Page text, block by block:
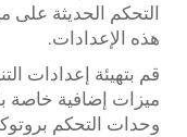
التحكم الحديثة
هذه الإعدادات.
قم بتهيئة إعدادات
ميزات إضافية خاصة
وحدات التحكم